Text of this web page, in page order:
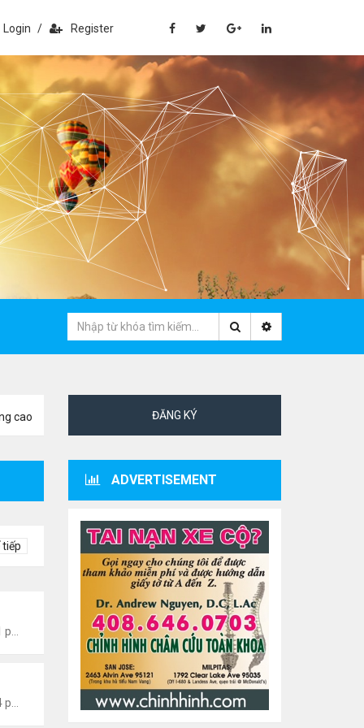
Login / Register
cao
tiếp
ĐĂNG KÝ
ADVERTISEMENT